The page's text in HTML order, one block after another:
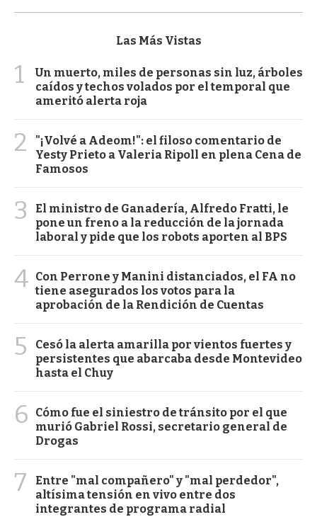
Las Más Vistas
1
Un muerto, miles de personas sin luz, árboles
caídos y techos volados por el temporal que
ameritó alerta roja
2
"¡Volvé a Adeom!": el filoso comentario de
Yesty Prieto a Valeria Ripoll en plena Cena de
Famosos
3
El ministro de Ganadería, Alfredo Fratti, le
pone un freno a la reducción de la jornada
laboral y pide que los robots aporten al BPS
4 Con Perrone y Manini distanciados, el FA no
tiene asegurados los votos para la
aprobación de la Rendición de Cuentas
5
Cesó la alerta amarilla por vientos fuertes y
persistentes que abarcaba desde Montevideo
hasta el Chuy
6
Cómo fue el siniestro de tránsito por el que
murió Gabriel Rossi, secretario general de
Drogas
7
Entre "mal compañero" y "mal perdedor",
altísima tensión en vivo entre dos
integrantes de programa radial